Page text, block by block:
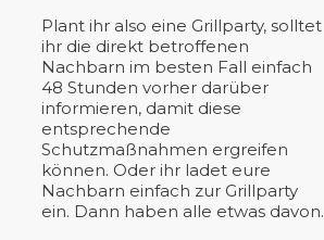
Plant ihr also eine Grillparty, solltet
ihr die direkt betroffenen
Nachbarn im besten Fall einfach
48 Stunden vorher darüber
informieren, damit diese
entsprechende
Schutzmaßnahmen ergreifen
können. Oder ihr ladet eure
Nachbarn einfach zur Grillparty
ein. Dann haben alle etwas davon.